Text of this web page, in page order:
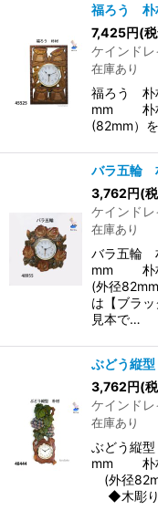
福ろう 朴
7,425円(
ケインド
在庫あり
福ろう 朴
mm 朴
(82mm）
バラ五輪
3,762円(
ケインド
在庫あり
バラ五輪
mm 朴材
(外径
は【ブラ
見本で…
ぶどう縦
3,762円(
ケインド
在庫あり
ぶどう縦
mm 朴材
(外径
◆木彫り